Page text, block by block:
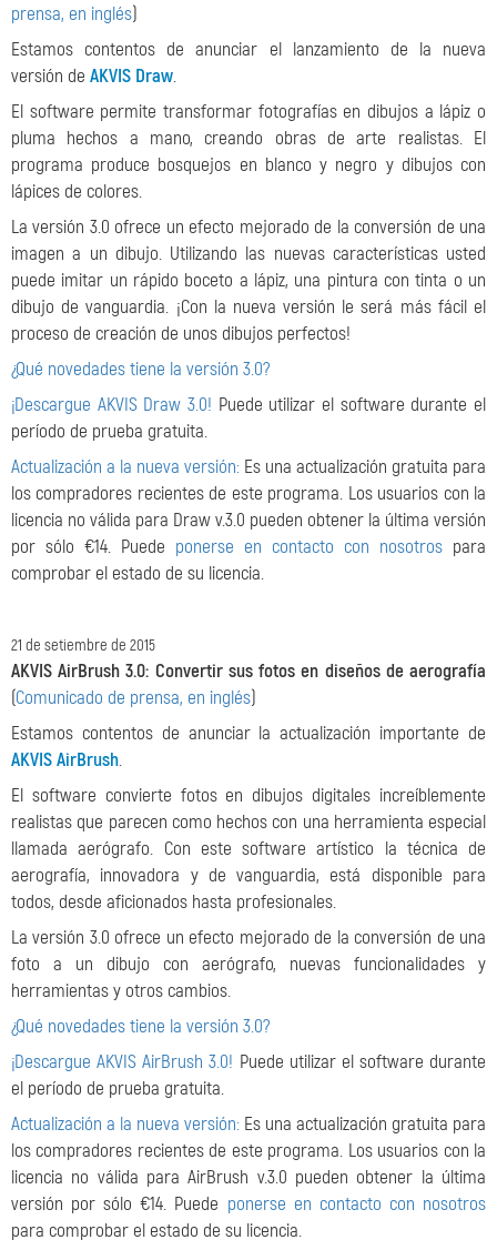
prensa, en inglés)
Estamos contentos de anunciar el lanzamiento de la nueva
versión de AKVIS Draw.
El software permite transformar fotografías en dibujos a lápiz o
pluma hechos a mano, creando obras de arte realistas. El
programa produce bosquejos en blanco y negro y dibujos con
lápices de colores.
La versión 3.0 ofrece un efecto mejorado de la conversión de una
imagen a un dibujo. Utilizando las nuevas características usted
puede imitar un rápido boceto a lápiz, una pintura con tinta o un
dibujo de vanguardia. ¡Con la nueva versión le será más fácil el
proceso de creación de unos dibujos perfectos!
¿Qué novedades tiene la versión 3.0?
¡Descargue AKVIS Draw 3.0! Puede utilizar el software durante el
período de prueba gratuita.
Actualización a la nueva versión: Es una actualización gratuita para
los compradores recientes de este programa. Los usuarios con la
licencia no válida para Draw v.3.0 pueden obtener la última versión
por sólo €14. Puede ponerse en contacto con nosotros para
comprobar el estado de su licencia.
21 de setiembre de 2015
AKVIS AirBrush 3.0: Convertir sus fotos en diseños de aerografía
(Comunicado de prensa, en inglés)
Estamos contentos de anunciar la actualización importante de
AKVIS AirBrush.
El software convierte fotos en dibujos digitales increíblemente
realistas que parecen como hechos con una herramienta especial
llamada aerógrafo. Con este software artístico la técnica de
aerografía, innovadora y de vanguardia, está disponible para
todos, desde aficionados hasta profesionales.
La versión 3.0 ofrece un efecto mejorado de la conversión de una
foto a un dibujo con aerógrafo, nuevas funcionalidades y
herramientas y otros cambios.
¿Qué novedades tiene la versión 3.0?
¡Descargue AKVIS AirBrush 3.0! Puede utilizar el software durante
el período de prueba gratuita.
Actualización a la nueva versión: Es una actualización gratuita para
los compradores recientes de este programa. Los usuarios con la
licencia no válida para AirBrush v.3.0 pueden obtener la última
versión por sólo €14. Puede ponerse en contacto con nosotros
para comprobar el estado de su licencia.